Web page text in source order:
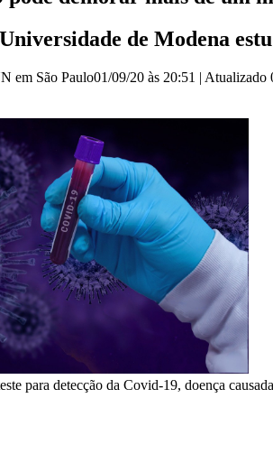
de Modena
em São Paulo01/09/20 às 20:51 | Atualizado
para detecção da Covid-19, doença